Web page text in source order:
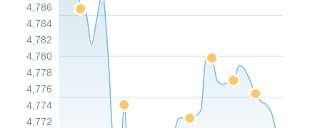
4,772
4,774
4,776
4,778
4,780
4,782
4,784
4,786